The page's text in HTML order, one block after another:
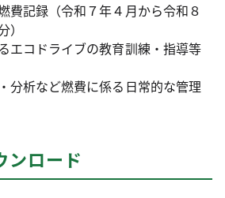
記録（令和７年４月から令和８
エコドライブの教育訓練・指導等
分析など燃費に係る日常的な管理
ンロード